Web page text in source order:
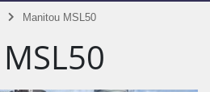
Manitou MSL50
MSL50